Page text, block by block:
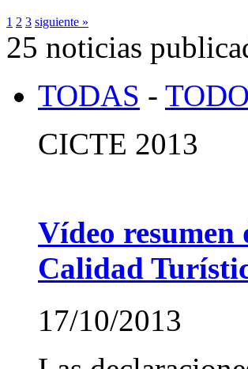
1 2 3 siguiente »
25 noticias
TODAS -
CICTE 2013
Vídeo
Calidad
17/10/2013